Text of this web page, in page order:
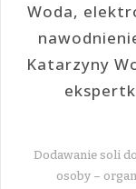
Woda,
Katarzyny
Dodawanie soli
osoby –